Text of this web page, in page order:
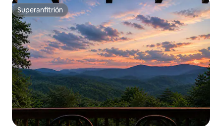
Superanfitrión
Superanfitrión